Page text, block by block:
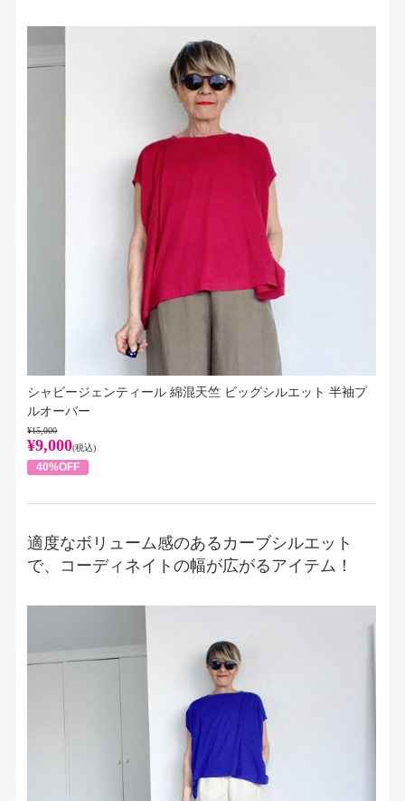
シャビージェンティール 綿混天竺 ビッグシルエット 半袖プ
ルオーバー
¥15,000
¥9,000(税込)
40%OFF
適度なボリューム感のあるカーブシルエット
で、コーディネイトの幅が広がるアイテム！